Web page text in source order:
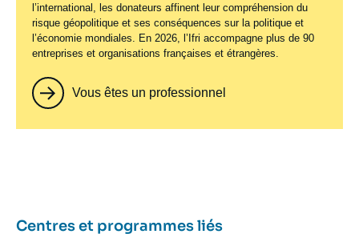
l’international, les donateurs affinent leur compréhension du
risque géopolitique et ses conséquences sur la politique et
l’économie mondiales. En 2026, l’Ifri accompagne plus de 90
entreprises et organisations françaises et étrangères.
Vous êtes un professionnel
Centres et programmes liés